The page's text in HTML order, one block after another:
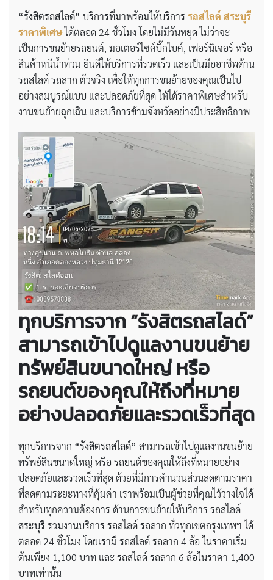
“รังสิตรถสไลด์” บริการที่มาพร้อมให้บริการ รถสไลด์ สระบุรี
ราคาพิเศษได้ตลอด 24 ชั่วโมง โดยไม่มีวันหยุด ไม่ว่าจะ
เป็นการขนย้ายรถยนต์, มอเตอร์ไซค์บิ๊กไบค์, เฟอร์นิเจอร์ หรือ
สินค้าหนีน้ำท่วม ยินดีให้บริการที่รวดเร็ว และเป็นมืออาชีพด้าน
รถสไลด์ รถลาก ตัวจริง เพื่อให้ทุกการขนย้ายของคุณเป็นไป
อย่างสมบูรณ์แบบ และปลอดภัยที่สุด ให้ได้ราคาพิเศษสำหรับ
งานขนย้ายฉุกเฉิน และบริการข้ามจังหวัดอย่างมีประสิทธิภาพ
ทุกบริการจาก “รังสิตรถสไลด์”
สามารถเข้าไปดูแลงานขนย้าย
ทรัพย์สินขนาดใหญ่ หรือ
รถยนต์ของคุณให้ถึงที่หมาย
อย่างปลอดภัยและรวดเร็วที่สุด
ทุกบริการจาก “รังสิตรถสไลด์” สามารถเข้าไปดูแลงานขนย้าย
ทรัพย์สินขนาดใหญ่ หรือ รถยนต์ของคุณให้ถึงที่หมายอย่าง
ปลอดภัยและรวดเร็วที่สุด ด้วยที่มีการคำนวนส่วนลดตามราคา
ที่ลดตามระยะทางที่คุ้มค่า เราพร้อมเป็นผู้ช่วยที่คุณไว้วางใจได้
สำหรับทุกความต้องการ ด้านการขนย้ายให้บริการ รถสไลด์
สระบุรี รวมงานบริการ รถสไลด์ รถลาก ทั่วทุกเขตกรุงเทพฯ ได้
ตลอด 24 ชั่วโมง โดยเรามี รถสไลด์ รถลาก 4 ล้อ ในราคาเริ่ม
ต้นเพียง 1,100 บาท และ รถสไลด์ รถลาก 6 ล้อในราคา 1,400
บาทเท่านั้น